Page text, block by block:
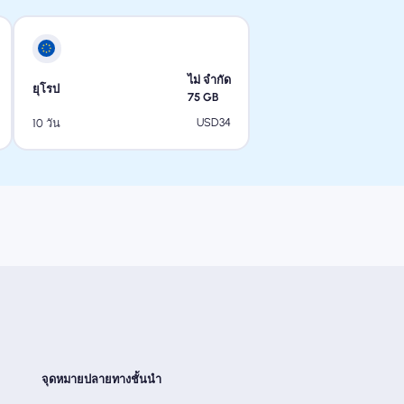
ยุโรป
ไม่ จำกัด
75 GB
10 วัน
USD34
จุดหมายปลายทางชั้นนำ